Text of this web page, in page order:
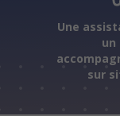
Une
un
sur